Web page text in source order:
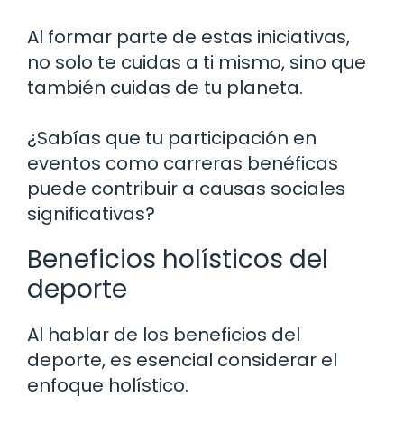
Al formar parte de estas iniciativas,
no solo te cuidas a ti mismo, sino que
también cuidas de tu planeta.
¿Sabías que tu participación en
eventos como carreras benéficas
puede contribuir a causas sociales
significativas?
Beneficios holísticos del
deporte
Al hablar de los beneficios del
deporte, es esencial considerar el
enfoque holístico.